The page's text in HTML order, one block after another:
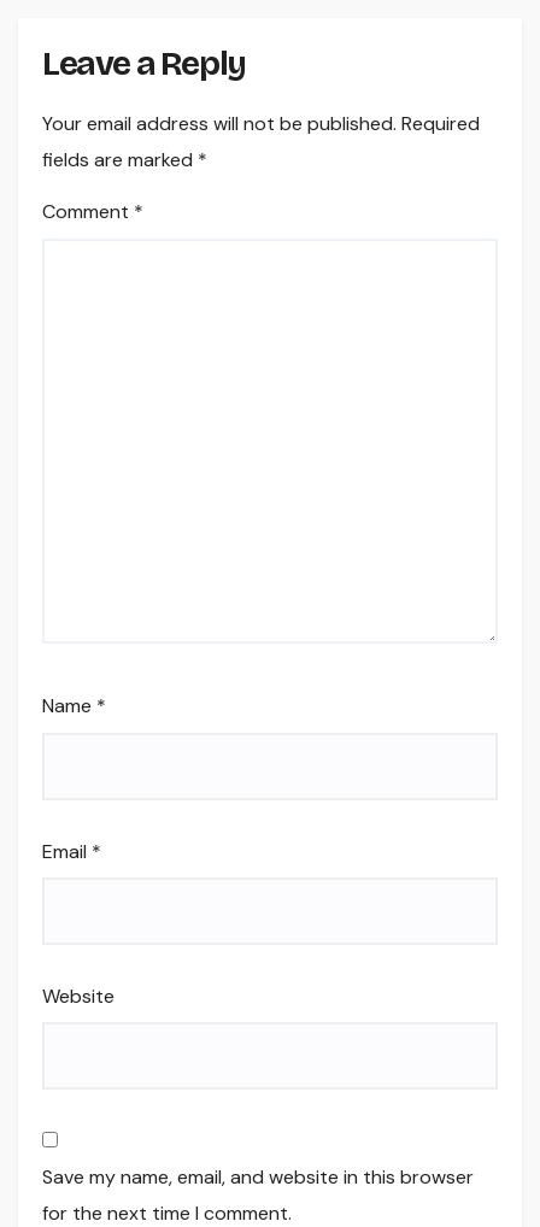
Leave a Reply
Your email address will not be published. Required
fields are marked *
Comment *
Name *
Email *
Website
Save my name, email, and website in this browser
for the next time I comment.